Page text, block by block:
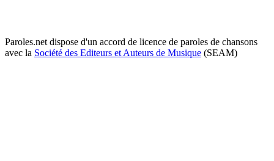
Paroles.net dispose d'un accord de licence de paroles de chansons
avec la Société des Editeurs et Auteurs de Musique (SEAM)